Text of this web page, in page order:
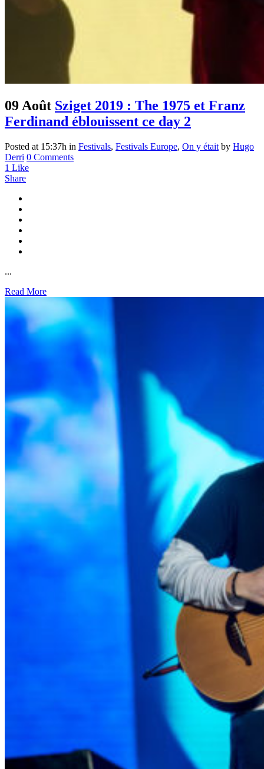
09 Août Sziget 2019 : The 1975 et Franz
Ferdinand éblouissent ce day 2
Posted at 15:37h in Festivals, Festivals Europe, On y était by Hugo
Derri 0 Comments
1 Like
Share
...
Read More